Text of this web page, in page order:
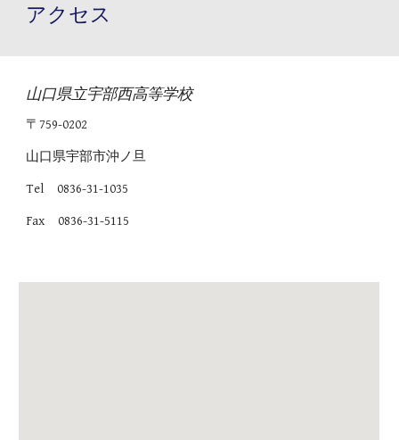
アクセス
山口県立宇部西高等学校
〒759-0202
山口県宇部市沖ノ旦
Tel 0836-31-1035
Fax 0836-31-5115